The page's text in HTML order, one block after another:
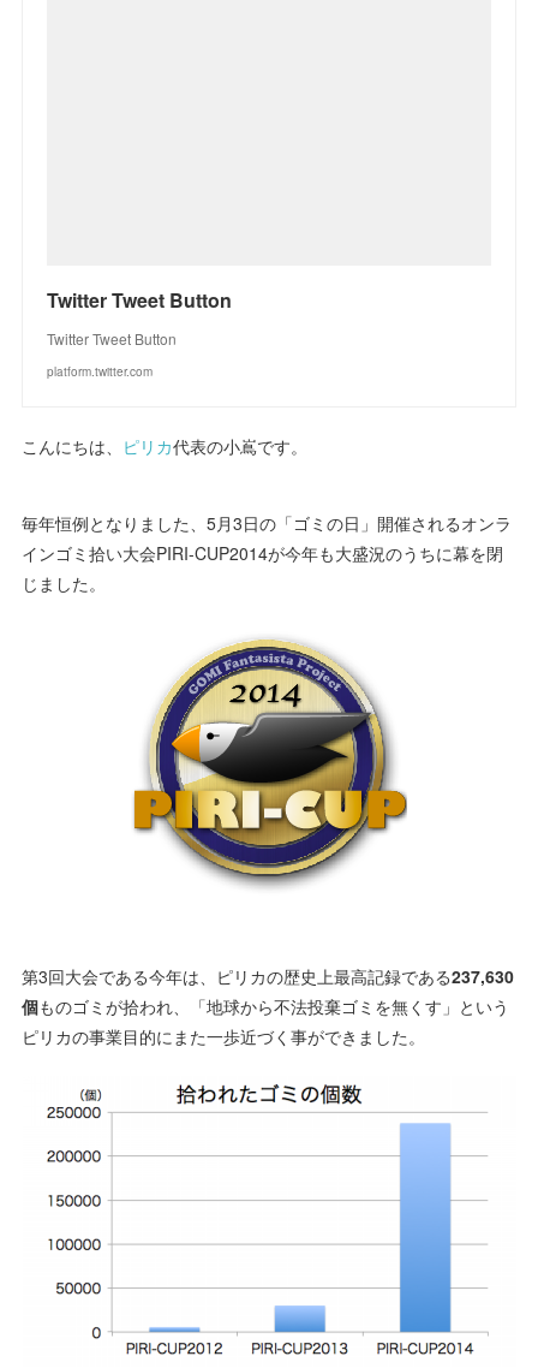
Twitter Tweet Button
Twitter Tweet Button
platform.twitter.com
こんにちは、 ピリカ代表の小嶌です。
毎年恒例となりました、5月3日の「ゴミの日」開催されるオンラ
インゴミ拾い大会PIRI-CUP2014が今年も大盛況のうちに幕を閉
じました。
第3回大会である今年は、ピリカの歴史上最高記録である237,630
個ものゴミが拾われ、「地球から不法投棄ゴミを無くす」という
ピリカの事業目的にまた一歩近づく事ができました。